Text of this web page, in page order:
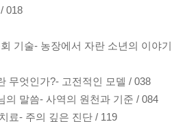
018
기술- 농장에서 자란 소년의 이야기
무엇인가?- 고전적인 모델 / 038
의 말씀- 사역의 원천과 기준 / 084
료- 주의 깊은 진단 / 119